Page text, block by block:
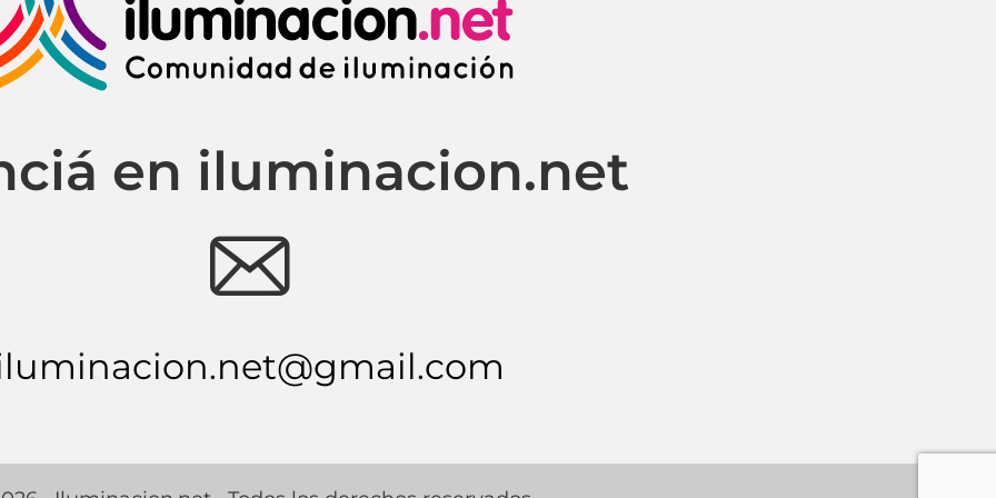
en iluminacion.net
e